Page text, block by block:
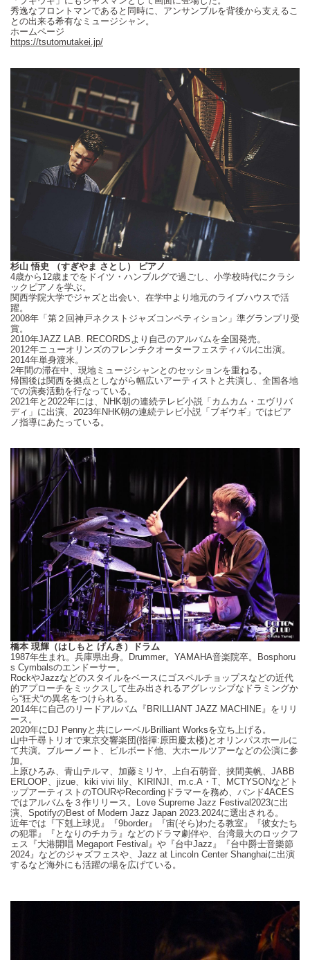
秀逸なフロントマンであると同時に、アンサンブルを背後から支えるこ
との出来る希有なミュージシャン。
ホームページ
https://tsutomutakei.jp/
杉山 悟史 （すぎやま さとし） ピアノ
4歳から 12歳までをドイツ・ハンブルグで過ごし、小学校時代にクラシ
ックピアノを学ぶ。
関西学院大学でジャズと出会い、在学中より地元のライブハウスで活
躍。
2008年「第２回神戸ネクストジャズコンペティション」準グランプリ受
賞。
2010年JAZZ LAB. RECORDS より自己のアルバムを全国発売。
2012年ニューオリンズのフレンチクオーターフェスティバルに出演。
2014年単身渡米。
2年間の滞在中、現地ミュージシャンとのセッションを重ねる。
帰国後は関西を拠点としながら幅広いアーティストと共演し、全国各地
での演奏活動を行なっている。
2021年と 2022年には、 NHK朝の連続テレビ小説「カムカム・エヴリバ
ディ」に出演、 2023年NHK朝の連続テレビ小説「ブギウギ」ではピア
ノ指導にあたっている。
橋本 現輝（はしもと げんき）ドラム
1987年生まれ。兵庫県出身。 Drummer。 YAMAHA音楽院卒。 Bosphoru
s Cymbalsのエンドーサー。
RockやJazzなどのスタイルをベースにゴスペルチョップスなどの近代
的アプローチをミックスして生み出されるアグレッシブなドラミングか
ら“狂犬“の異名をつけられる。
2014年に自己のリードアルバム『BRILLIANT JAZZ MACHINE 』をリリ
ース。
2020年に DJ Pennyと共にレーベルBrilliant Worksを立ち上げる。
山中千尋トリオで東京交響楽団(指揮: 原田慶太楼)とオリンパスホールに
て共演。ブルーノート、ビルボード他、大ホールツアーなどの公演に参
加。
上原ひろみ、青山テルマ、加藤ミリヤ、上白石萌音、挟間美帆、 JABB
ERLOOP
jizue kiki vivi lily KIRINJI m.c.A ・ T MCTYSONなどト
ップアーティストのTOURやRecording ドラマーを務め、バンド4ACES
ではアルバムを３作リリース。 Love Supreme Jazz Festival2023に出
演、 SpotifyのBest of Modern Jazz Japan 2023.2024に選出される。
近年では『下剋上球児』『9border 』『宙(そら)わたる教室』『彼女たち
の犯罪』『となりのチカラ』などのドラマ劇伴や、台湾最大のロックフ
ェス『大港開唱 Megaport Festival 』や『台中Jazz 』『台中爵士音樂節
2024 』などのジャズフェスや、 Jazz at Lincoln Center Shanghaiに出演
するなど海外にも活躍の場を広げている。